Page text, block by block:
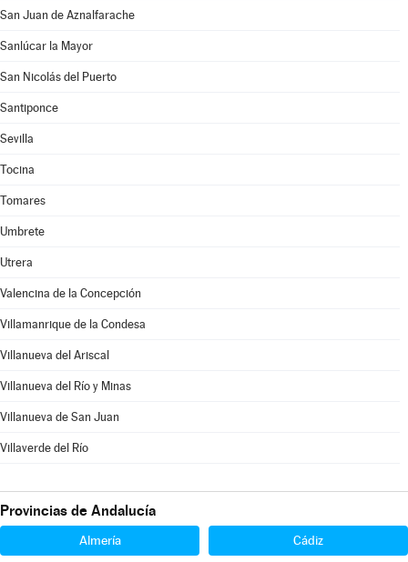
San Juan de Aznalfarache
Sanlúcar la Mayor
San Nicolás del Puerto
Santiponce
Sevilla
Tocina
Tomares
Umbrete
Utrera
Valencina de la Concepción
Villamanrique de la Condesa
Villanueva del Ariscal
Villanueva del Río y Minas
Villanueva de San Juan
Villaverde del Río
Provincias de Andalucía
Almería Cádiz